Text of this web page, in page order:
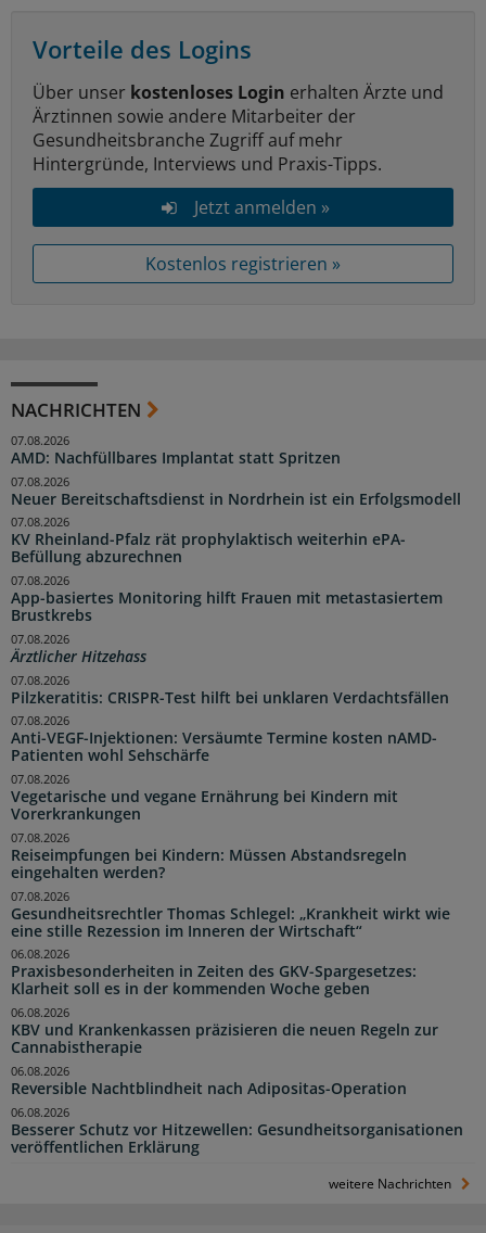
Vorteile des Logins
Über unser kostenloses Login erhalten Ärzte und
Ärztinnen sowie andere Mitarbeiter der
Gesundheitsbranche Zugriff auf mehr
Hintergründe, Interviews und Praxis-Tipps.
Jetzt anmelden »
Kostenlos registrieren »
NACHRICHTEN
AMD: Nachfüllbares Implantat statt Spritzen
07.08.2026
Neuer Bereitschaftsdienst in Nordrhein ist ein Erfolgsmodell
07.08.2026
KV Rheinland-Pfalz rät prophylaktisch weiterhin ePA-
Befüllung abzurechnen
07.08.2026
App-basiertes Monitoring hilft Frauen mit metastasiertem
Brustkrebs
07.08.2026
Ärztlicher Hitzehass
07.08.2026
Pilzkeratitis: CRISPR-Test hilft bei unklaren Verdachtsfällen
07.08.2026
Anti-VEGF-Injektionen: Versäumte Termine kosten nAMD-
Patienten wohl Sehschärfe
07.08.2026
Vegetarische und vegane Ernährung bei Kindern mit
Vorerkrankungen
07.08.2026
Reiseimpfungen bei Kindern: Müssen Abstandsregeln
eingehalten werden?
07.08.2026
Gesundheitsrechtler Thomas Schlegel: „Krankheit wirkt wie
eine stille Rezession im Inneren der Wirtschaft“
07.08.2026
Praxisbesonderheiten in Zeiten des GKV-Spargesetzes:
Klarheit soll es in der kommenden Woche geben
06.08.2026
KBV und Krankenkassen präzisieren die neuen Regeln zur
Cannabistherapie
06.08.2026
Reversible Nachtblindheit nach Adipositas-Operation
06.08.2026
Besserer Schutz vor Hitzewellen: Gesundheitsorganisationen
veröffentlichen Erklärung
06.08.2026
weitere Nachrichten